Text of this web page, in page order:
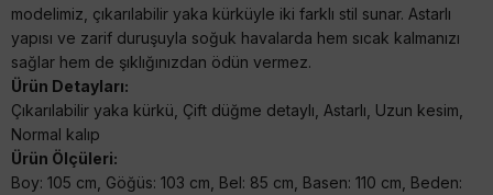
modelimiz, çıkarılabilir yaka kürküyle iki farklı stil sunar. Astarlı
yapısı ve zarif duruşuyla soğuk havalarda hem sıcak kalmanızı
sağlar hem de şıklığınızdan ödün vermez.
Ürün Detayları:
Çıkarılabilir yaka kürkü, Çift düğme detaylı, Astarlı, Uzun kesim,
Normal kalıp
Ürün Ölçüleri:
Boy: 105 cm, Göğüs: 103 cm, Bel: 85 cm, Basen: 110 cm, Beden: